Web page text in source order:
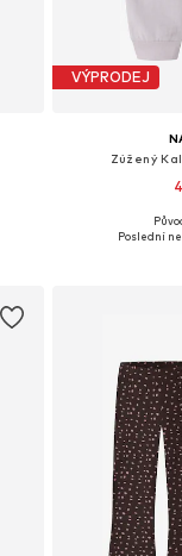
VÝPRODEJ
Zúžený
Dostupné v
Poslední